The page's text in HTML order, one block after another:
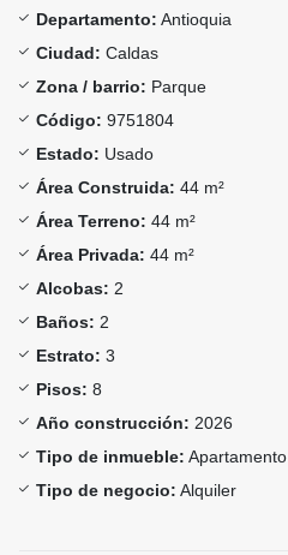
Departamento: Antioquia
Ciudad: Caldas
Zona / barrio: Parque
Código: 9751804
Estado: Usado
Área Construida: 44 m²
Área Terreno: 44 m²
Área Privada: 44 m²
Alcobas: 2
Baños: 2
Estrato: 3
Pisos: 8
Año construcción: 2026
Tipo de inmueble: Apartamento
Tipo de negocio: Alquiler